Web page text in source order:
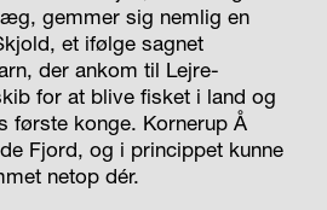
gemmer sig nemlig en
et ifølge sagnet
der ankom til Lejre-
for at blive fisket i land og
første konge. Kornerup Å
Fjord, og i princippet kunne
netop dér.